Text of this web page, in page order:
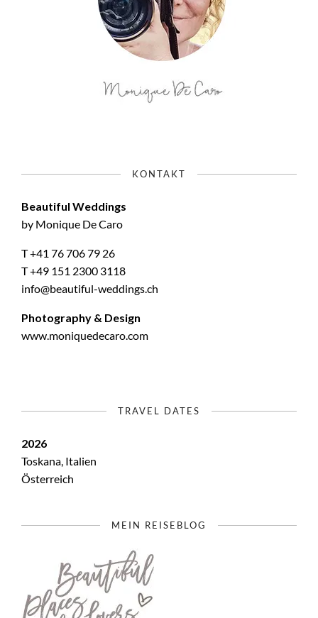
KONTAKT
Beautiful Weddings
by Monique De Caro
T +41 76 706 79 26
T +49 151 2300 3118
info@beautiful-weddings.ch
Photography & Design
www.moniquedecaro.com
TRAVEL DATES
2026
Toskana, Italien
Österreich
MEIN REISEBLOG